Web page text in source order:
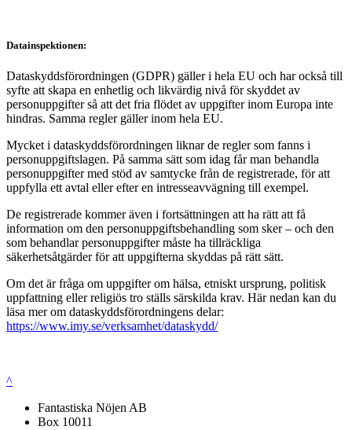
Datainspektionen:
Dataskyddsförordningen (GDPR) gäller i hela EU och har också till
syfte att skapa en enhetlig och likvärdig nivå för skyddet av
personuppgifter så att det fria flödet av uppgifter inom Europa inte
hindras. Samma regler gäller inom hela EU.
Mycket i dataskyddsförordningen liknar de regler som fanns i
personuppgiftslagen. På samma sätt som idag får man behandla
personuppgifter med stöd av samtycke från de registrerade, för att
uppfylla ett avtal eller efter en intresseavvägning till exempel.
De registrerade kommer även i fortsättningen att ha rätt att få
information om den personuppgiftsbehandling som sker – och den
som behandlar personuppgifter måste ha tillräckliga
säkerhetsåtgärder för att uppgifterna skyddas på rätt sätt.
Om det är fråga om uppgifter om hälsa, etniskt ursprung, politisk
uppfattning eller religiös tro ställs särskilda krav. Här nedan kan du
läsa mer om dataskyddsförordningens delar:
https://www.imy.se/verksamhet/dataskydd/
^
Fantastiska Nöjen AB
Box 10011